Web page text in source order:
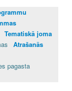
Tematiskā joma
Atrašanās
pagasta